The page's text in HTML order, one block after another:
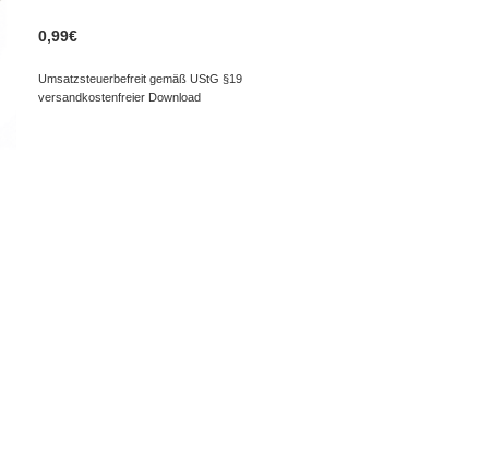
0,99€
Umsatzsteuerbefreit gemäß UStG §19
versandkostenfreier Download